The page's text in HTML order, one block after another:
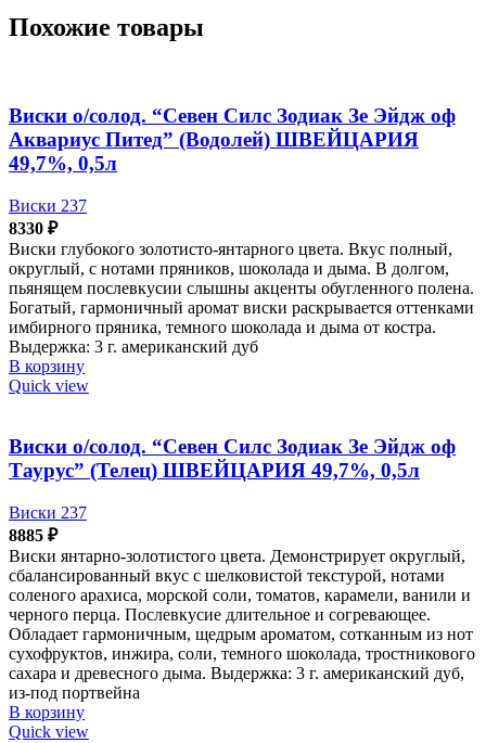
Похожие товары
Виски о/солод. “Севен Силс Зодиак Зе Эйдж оф
Аквариус Питед” (Водолей) ШВЕЙЦАРИЯ
49,7%, 0,5л
Виски 237
8330 ₽
Виски глубокого золотисто-янтарного цвета. Вкус полный,
округлый, с нотами пряников, шоколада и дыма. В долгом,
пьянящем послевкусии слышны акценты обугленного полена.
Богатый, гармоничный аромат виски раскрывается оттенками
имбирного пряника, темного шоколада и дыма от костра.
Выдержка: 3 г. американский дуб
В корзину
Quick view
Виски о/солод. “Севен Силс Зодиак Зе Эйдж оф
Таурус” (Телец) ШВЕЙЦАРИЯ 49,7%, 0,5л
Виски 237
8885 ₽
Виски янтарно-золотистого цвета. Демонстрирует округлый,
сбалансированный вкус с шелковистой текстурой, нотами
соленого арахиса, морской соли, томатов, карамели, ванили и
черного перца. Послевкусие длительное и согревающее.
Обладает гармоничным, щедрым ароматом, сотканным из нот
сухофруктов, инжира, соли, темного шоколада, тростникового
сахара и древесного дыма. Выдержка: 3 г. американский дуб,
из-под портвейна
В корзину
Quick view